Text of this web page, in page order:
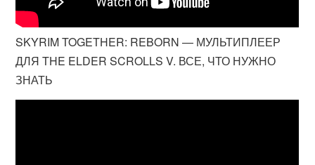
SKYRIM TOGETHER: REBORN — МУЛЬТИПЛЕЕР
ДЛЯ THE ELDER SCROLLS V. ВСЕ, ЧТО НУЖНО
ЗНАТЬ